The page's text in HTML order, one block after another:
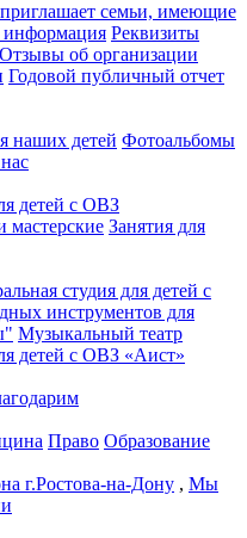
семьи, имеющие
Реквизиты
Отзывы об организации
Годовой публичный отчет
наших детей Фотоальбомы
детей с ОВЗ
мастерские Занятия для
студия для детей с
инструментов для
Музыкальный театр
детей с ОВЗ «Аист»
Право Образование
г.Ростова-на-Дону , Мы